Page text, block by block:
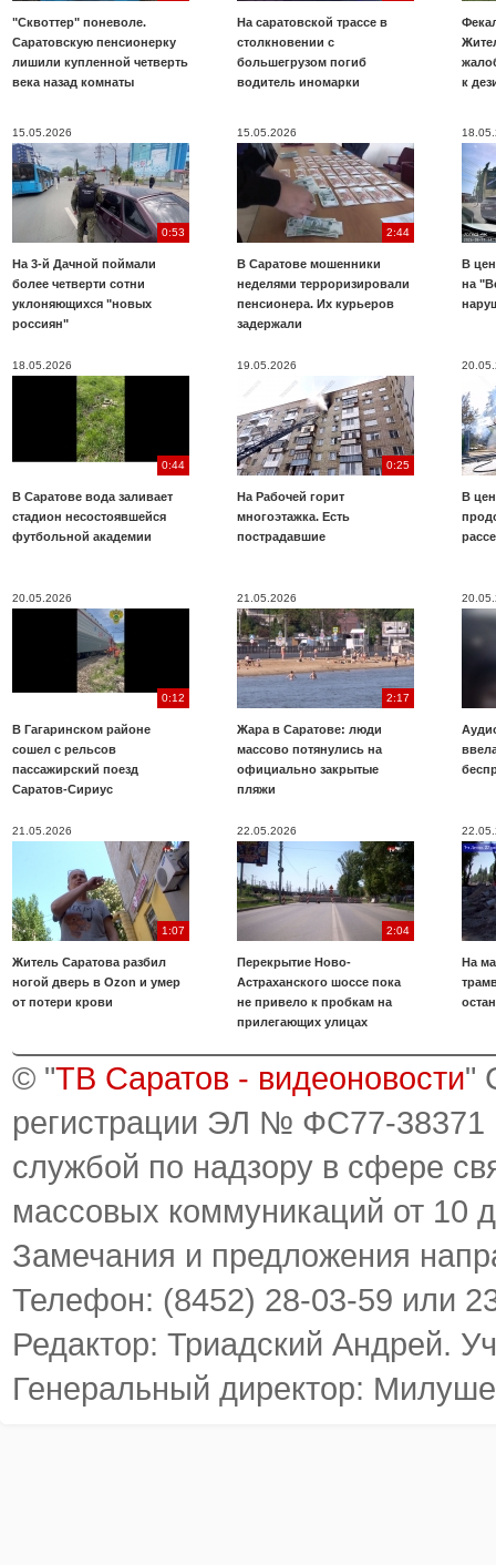
"Сквоттер" поневоле.
Саратовскую пенсионерку
лишили купленной четверть
века назад комнаты
На саратовской трассе в
столкновении с
большегрузом погиб
водитель иномарки
к
15.05.2026
0:53
На 3-й Дачной поймали
более четверти сотни
уклоняющихся "новых
россиян"
15.05.2026
2:44
В Саратове мошенники
неделями терроризировали
пенсионера. Их курьеров
задержали
В
на
18.05.2026
0:44
В Саратове вода заливает
стадион несостоявшейся
футбольной академии
19.05.2026
0:25
На Рабочей горит
многоэтажка. Есть
пострадавшие
В
20.05.2026
0:12
В Гагаринском районе
сошел с рельсов
пассажирский поезд
Саратов-Сириус
21.05.2026
2:17
Жара в Саратове: люди
массово потянулись на
официально закрытые
пляжи
21.05.2026
1:07
Житель Саратова разбил
ногой дверь в Ozon и умер
от потери крови
22.05.2026
2:04
Перекрытие Ново-
Астраханского шоссе пока
не привело к пробкам на
прилегающих улицах
На
© "ТВ Саратов - видеоновости"
регистрации ЭЛ № ФС77-38371
службой по надзору в сфере
массовых коммуникаций от 10
Замечания и предложения
Телефон: (8452) 28-03-59 или
Редактор: Триадский Андрей.
Генеральный директор: